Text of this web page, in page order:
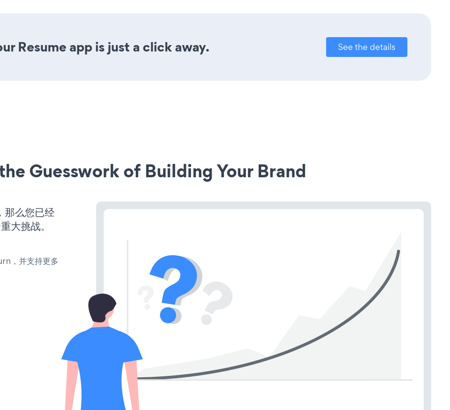
Resume app is just a click away. See the details
Guesswork of Building Your Brand
么您已经
大挑战。
，并支持更多